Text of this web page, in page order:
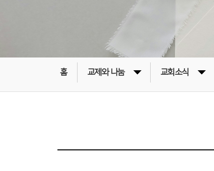
홈 교제와 나눔 교회소식